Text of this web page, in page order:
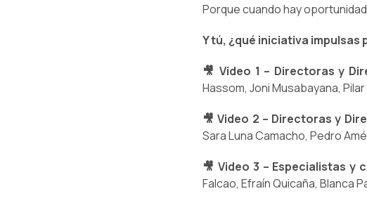
Porque cuando hay
Y tú, ¿qué iniciativa impulsas
🎥 Video 1 – Directoras y
Hassom, Joni Musabayana,
🎥 Video 2 – Directoras y
Sara Luna Camacho, Pedro
🎥 Video 3 – Especialistas y
Falcao, Efraín Quicaña, Blanca